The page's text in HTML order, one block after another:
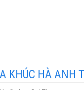
KHÚC HÀ ANH